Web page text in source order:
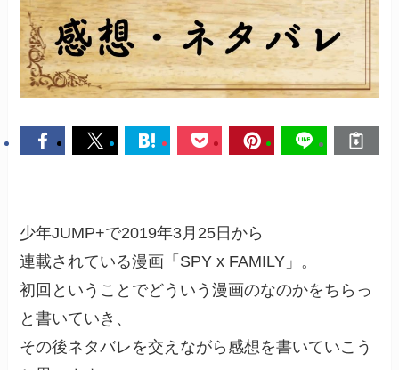
少年JUMP+で2019年3月25日から
連載されている漫画「SPY x FAMILY」。
初回ということでどういう漫画のなのかをちらっ
と書いていき、
その後ネタバレを交えながら感想を書いていこう